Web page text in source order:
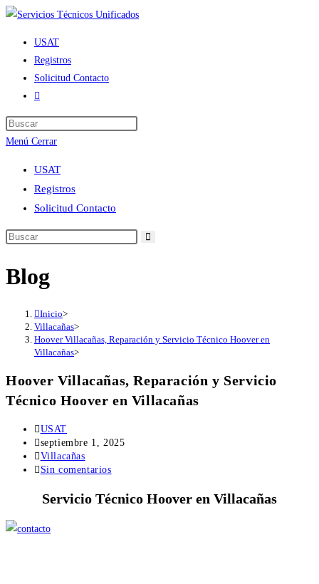
Ir
contenido
USAT
Registros
Solicitud Contacto
Alternar
de
la
web
Menú Cerrar
USAT
Registros
Solicitud Contacto
Blog
Inicio>
Villacañas>
Hoover Villacañas, Reparación y Servicio Técnico Hoover en
Villacañas>
Hoover Villacañas, Reparación y Servicio
Técnico Hoover en Villacañas
Autor
de
la
entrada:
USAT
Publicación
de
la
septiembre 1, 2025
Categoría
de
entrada:
Villacañas
Comentarios
Sin comentarios
Servicio Técnico Hoover en Villacañas